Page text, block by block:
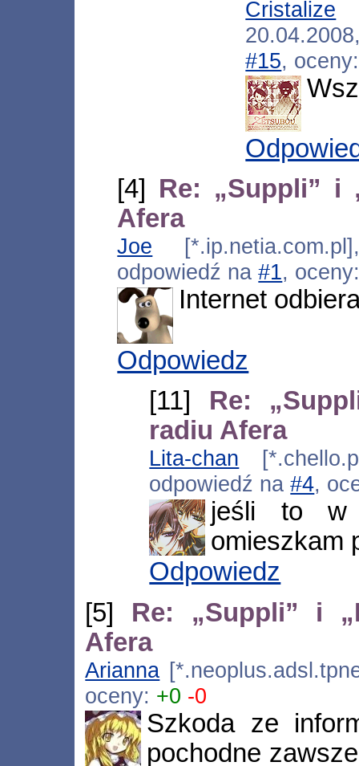
Cristalize
#15,
[4] Re: „Suppli” i
Afera
Joe
odpowiedź na#1,
Internet
Odpowiedz
[11] Re:
radiu Afera
Lita-chan
odpowiedź na#4,
jeśli to w
omieszkam
Odpowiedz
[5] Re: „Suppli” i
Afera
Arianna
oceny: +0 -0
Szkoda ze
pochodne